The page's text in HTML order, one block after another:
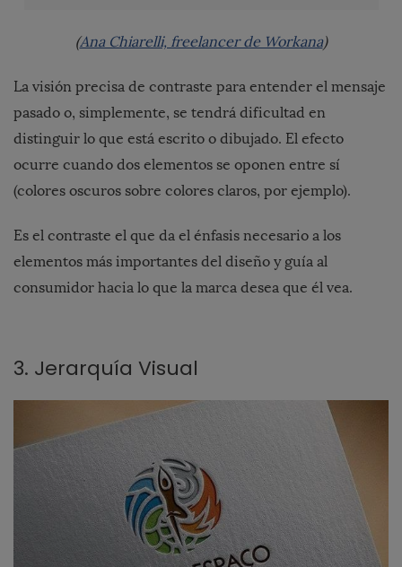
(Ana Chiarelli, freelancer de Workana)
La visión precisa de contraste para entender el mensaje
pasado o, simplemente, se tendrá dificultad en
distinguir lo que está escrito o dibujado. El efecto
ocurre cuando dos elementos se oponen entre sí
(colores oscuros sobre colores claros, por ejemplo).
Es el contraste el que da el énfasis necesario a los
elementos más importantes del diseño y guía al
consumidor hacia lo que la marca desea que él vea.
3. Jerarquía Visual